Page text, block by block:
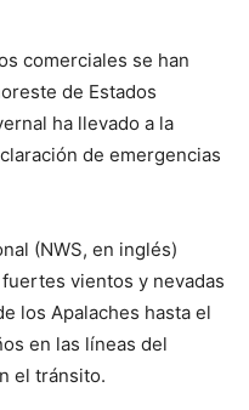
comerciales se han
de Estados
ha llevado a la
de emergencias
(NWS, en inglés)
vientos y nevadas
los Apalaches hasta el
en las líneas del
el tránsito.